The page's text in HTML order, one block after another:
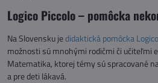
Logico Piccolo – pomôcka
Na Slovensku jedidaktická pomôcka Logico
možnosti sú mnohými rodičmi či učiteľmi
Matematika, ktorej témy sú spracované
a pre deti lákavá.